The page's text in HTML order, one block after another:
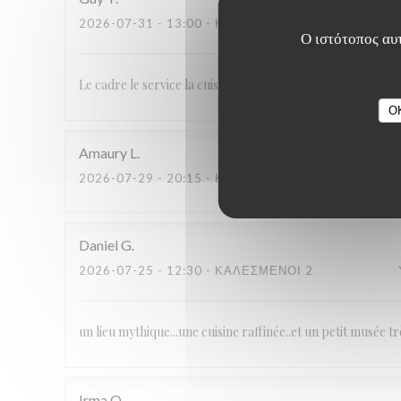
Ο ιστότοπος
2026-07-31 - 13:00 - ΚΑΛΕΣΜΈΝΟΙ 4
Le cadre le service la cuisine malgré la mauvaise cuisson
Amaury L
2026-07-29 - 20:15 - ΚΑΛΕΣΜΈΝΟΙ 2
Daniel G
2026-07-25 - 12:30 - ΚΑΛΕΣΜΈΝΟΙ 2
un lieu mythique...une cuisine raffinée..et un petit musée